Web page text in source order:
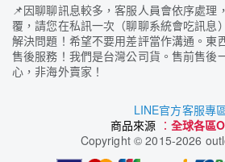
📌因聊聊訊息較多，客服人員會依序處理
覆，請您在私訊一次（聊聊系統會吃訊息
解決問題！希望不要用差評當作溝通。東
售後服務！我們是台灣公司貨。售前售後
心，非海外賣家！
LINE官方客服專
商品來源 ： 全球各區
Copyright© 2015-2026